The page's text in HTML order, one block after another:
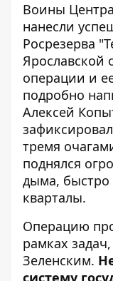
Воины
нанесли
Росрезерва
Ярославской
операции и
подробно
Алексей
тремя
поднялся
дыма,
кварталы.
Операцию
рамках
Зеленским.
систему